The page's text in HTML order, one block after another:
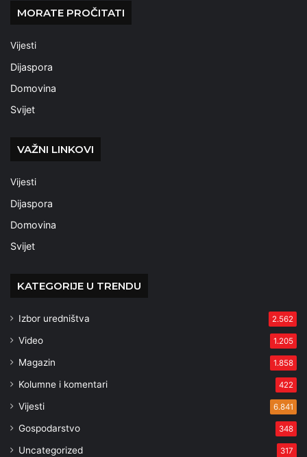
MORATE PROČITATI
Vijesti
Dijaspora
Domovina
Svijet
VAŽNI LINKOVI
Vijesti
Dijaspora
Domovina
Svijet
KATEGORIJE U TRENDU
Izbor uredništva 2.562
Video 1.205
Magazin 1.858
Kolumne i komentari 422
Vijesti 6.841
Gospodarstvo 348
Uncategorized 317